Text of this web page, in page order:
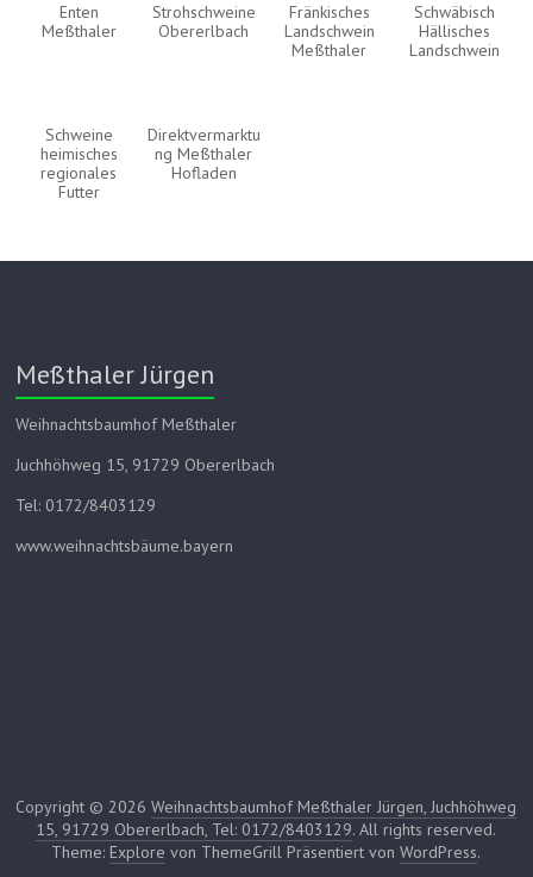
Enten
Meßthaler
Strohschweine
Obererlbach
Fränkisches
Landschwein
Meßthaler
Schwäbisch
Hällisches
Landschwein
Schweine
heimisches
regionales
Futter
Direktvermarktu
ng Meßthaler
Hofladen
Meßthaler Jürgen
Weihnachtsbaumhof Meßthaler
Juchhöhweg 15, 91729 Obererlbach
Tel: 0172/8403129
www.weihnachtsbäume.bayern
Copyright © 2026Weihnachtsbaumhof Meßthaler Jürgen, Juchhöhweg
15, 91729 Obererlbach, Tel: 0172/8403129. All rights reserved.
Theme: Explore von ThemeGrill Präsentiert vonWordPress.